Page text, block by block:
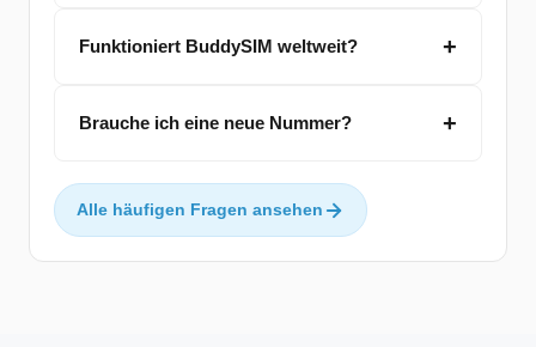
Funktioniert BuddySIM weltweit?
Brauche ich eine neue Nummer?
Alle häufigen Fragen ansehen